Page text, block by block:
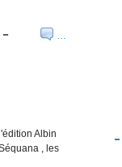
…
Albin
, les